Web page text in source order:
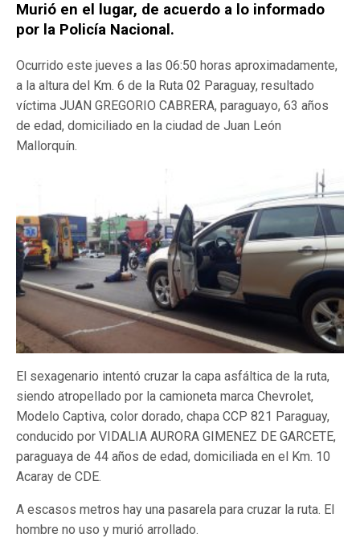
Murió en el lugar, de acuerdo a lo informado
por la Policía Nacional.
Ocurrido este jueves a las 06:50 horas aproximadamente,
a la altura del Km. 6 de la Ruta 02 Paraguay, resultado
víctima JUAN GREGORIO CABRERA, paraguayo, 63 años
de edad, domiciliado en la ciudad de Juan León
Mallorquín.
El sexagenario intentó cruzar la capa asfáltica de la ruta,
siendo atropellado por la camioneta marca Chevrolet,
Modelo Captiva, color dorado, chapa CCP 821 Paraguay,
conducido por VIDALIA AURORA GIMENEZ DE GARCETE,
paraguaya de 44 años de edad, domiciliada en el Km. 10
Acaray de CDE.
A escasos metros hay una pasarela para cruzar la ruta. El
hombre no uso y murió arrollado.